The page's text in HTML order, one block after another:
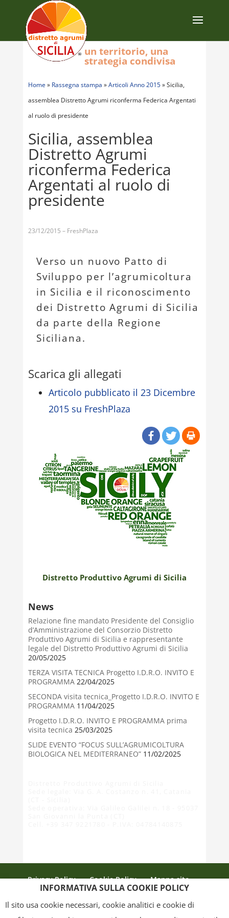
Home » Rassegna stampa »Articoli Anno 2015»Sicilia,
assemblea Distretto Agrumi riconferma Federica Argentati
al ruolo di presidente
Sicilia, assemblea
Distretto Agrumi
riconferma Federica
Argentati al ruolo di
presidente
23/12/2015 – FreshPlaza
Verso un nuovo Patto di
Sviluppo per l’agrumicoltura
in Sicilia e il riconoscimento
dei Distretto Agrumi di Sicilia
da parte della Regione
Siciliana.
Scarica gli allegati
Articolo pubblicato il 23 Dicembre
2015 su FreshPlaza
Distretto Produttivo Agrumi di Sicilia
un territorio, una
strategia condivisa
News
Relazione fine mandato Presidente del Consiglio
d’Amministrazione del Consorzio Distretto
Produttivo Agrumi di Sicilia e rappresentante
legale del Distretto Produttivo Agrumi di Sicilia
20/05/2025
TERZA VISITA TECNICA Progetto I.D.R.O. INVITO E
PROGRAMMA22/04/2025
SECONDA visita tecnica_Progetto I.D.R.O. INVITO E
PROGRAMMA11/04/2025
Progetto I.D.R.O. INVITO E PROGRAMMA prima
visita tecnica 25/03/2025
SLIDE EVENTO “FOCUS SULL’AGRUMICOLTURA
BIOLOGICA NEL MEDITERRANEO”11/02/2025
Privacy Policy Cookie Policy
Mappa sito
INFORMATIVA SULLA COOKIE POLICY
Il sito usa cookie necessari, cookie analitici e cookie di